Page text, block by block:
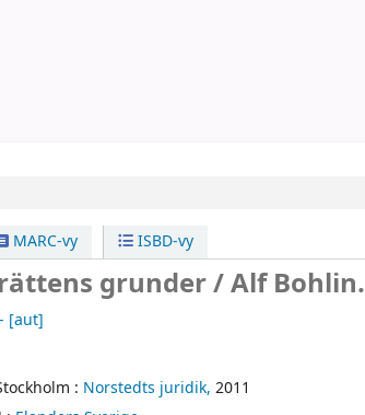
MARC-vy ISBD-vy
grunder /Alf Bohlin.
[aut]
: Norstedts juridik, 2011